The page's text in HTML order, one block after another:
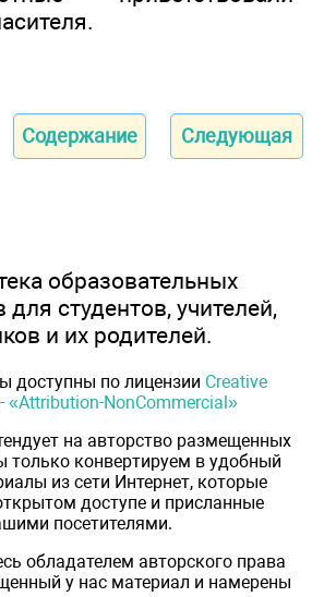
Содержание Следующая
образовательных
студентов, учителей,
и их родителей.
доступны по лицензии Creative
«Attribution-NonCommercial»
на авторство размещенных
только конвертируем в удобный
из сети Интернет, которые
доступе и присланные
посетителями.
обладателем авторского права
у нас материал и намерены